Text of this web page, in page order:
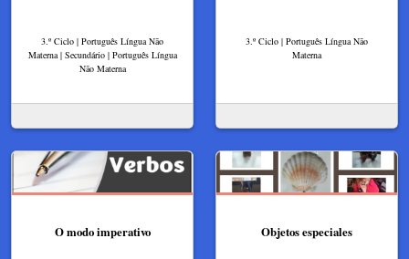
3.º Ciclo | Português Língua Não
Materna | Secundário | Português Língua
Não Materna
3.º Ciclo | Português Língua Não
Materna
O modo imperativo Objetos especiales